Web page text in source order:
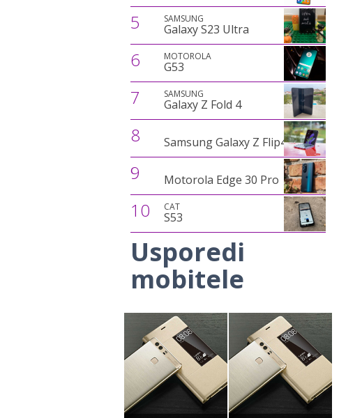
5 SAMSUNG
Galaxy S23 Ultra
6 MOTOROLA
G53
7 SAMSUNG
Galaxy Z Fold 4
8 Samsung Galaxy Z Flip4
9 Motorola Edge 30 Pro
10 CAT
S53
Usporedi
mobitele